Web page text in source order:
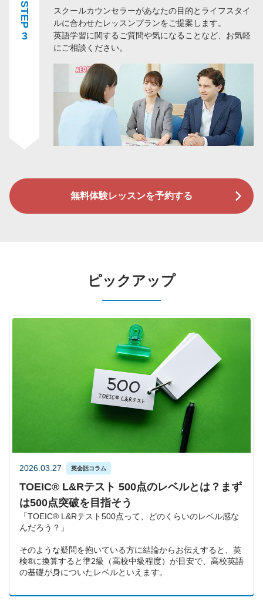
STEP
3
スクールカウンセラーがあなたの目的とライフスタイ
ルに合わせたレッスンプランをご提案します。
英語学習に関するご質問や気になることなど、お気軽
にご相談ください。
無料体験レッスンを予約する
ピックアップ
2026.03.27 英会話コラム
TOEIC® L&Rテスト 500点のレベルとは？まず
は500点突破を目指そう
「TOEIC® L&Rテスト500点って、どのくらいのレベル感な
んだろう？」
そのような疑問を抱いている方に結論からお伝えすると、英
検®に換算すると準2級（高校中級程度）が目安で、高校英語
の基礎が身についたレベルといえます。